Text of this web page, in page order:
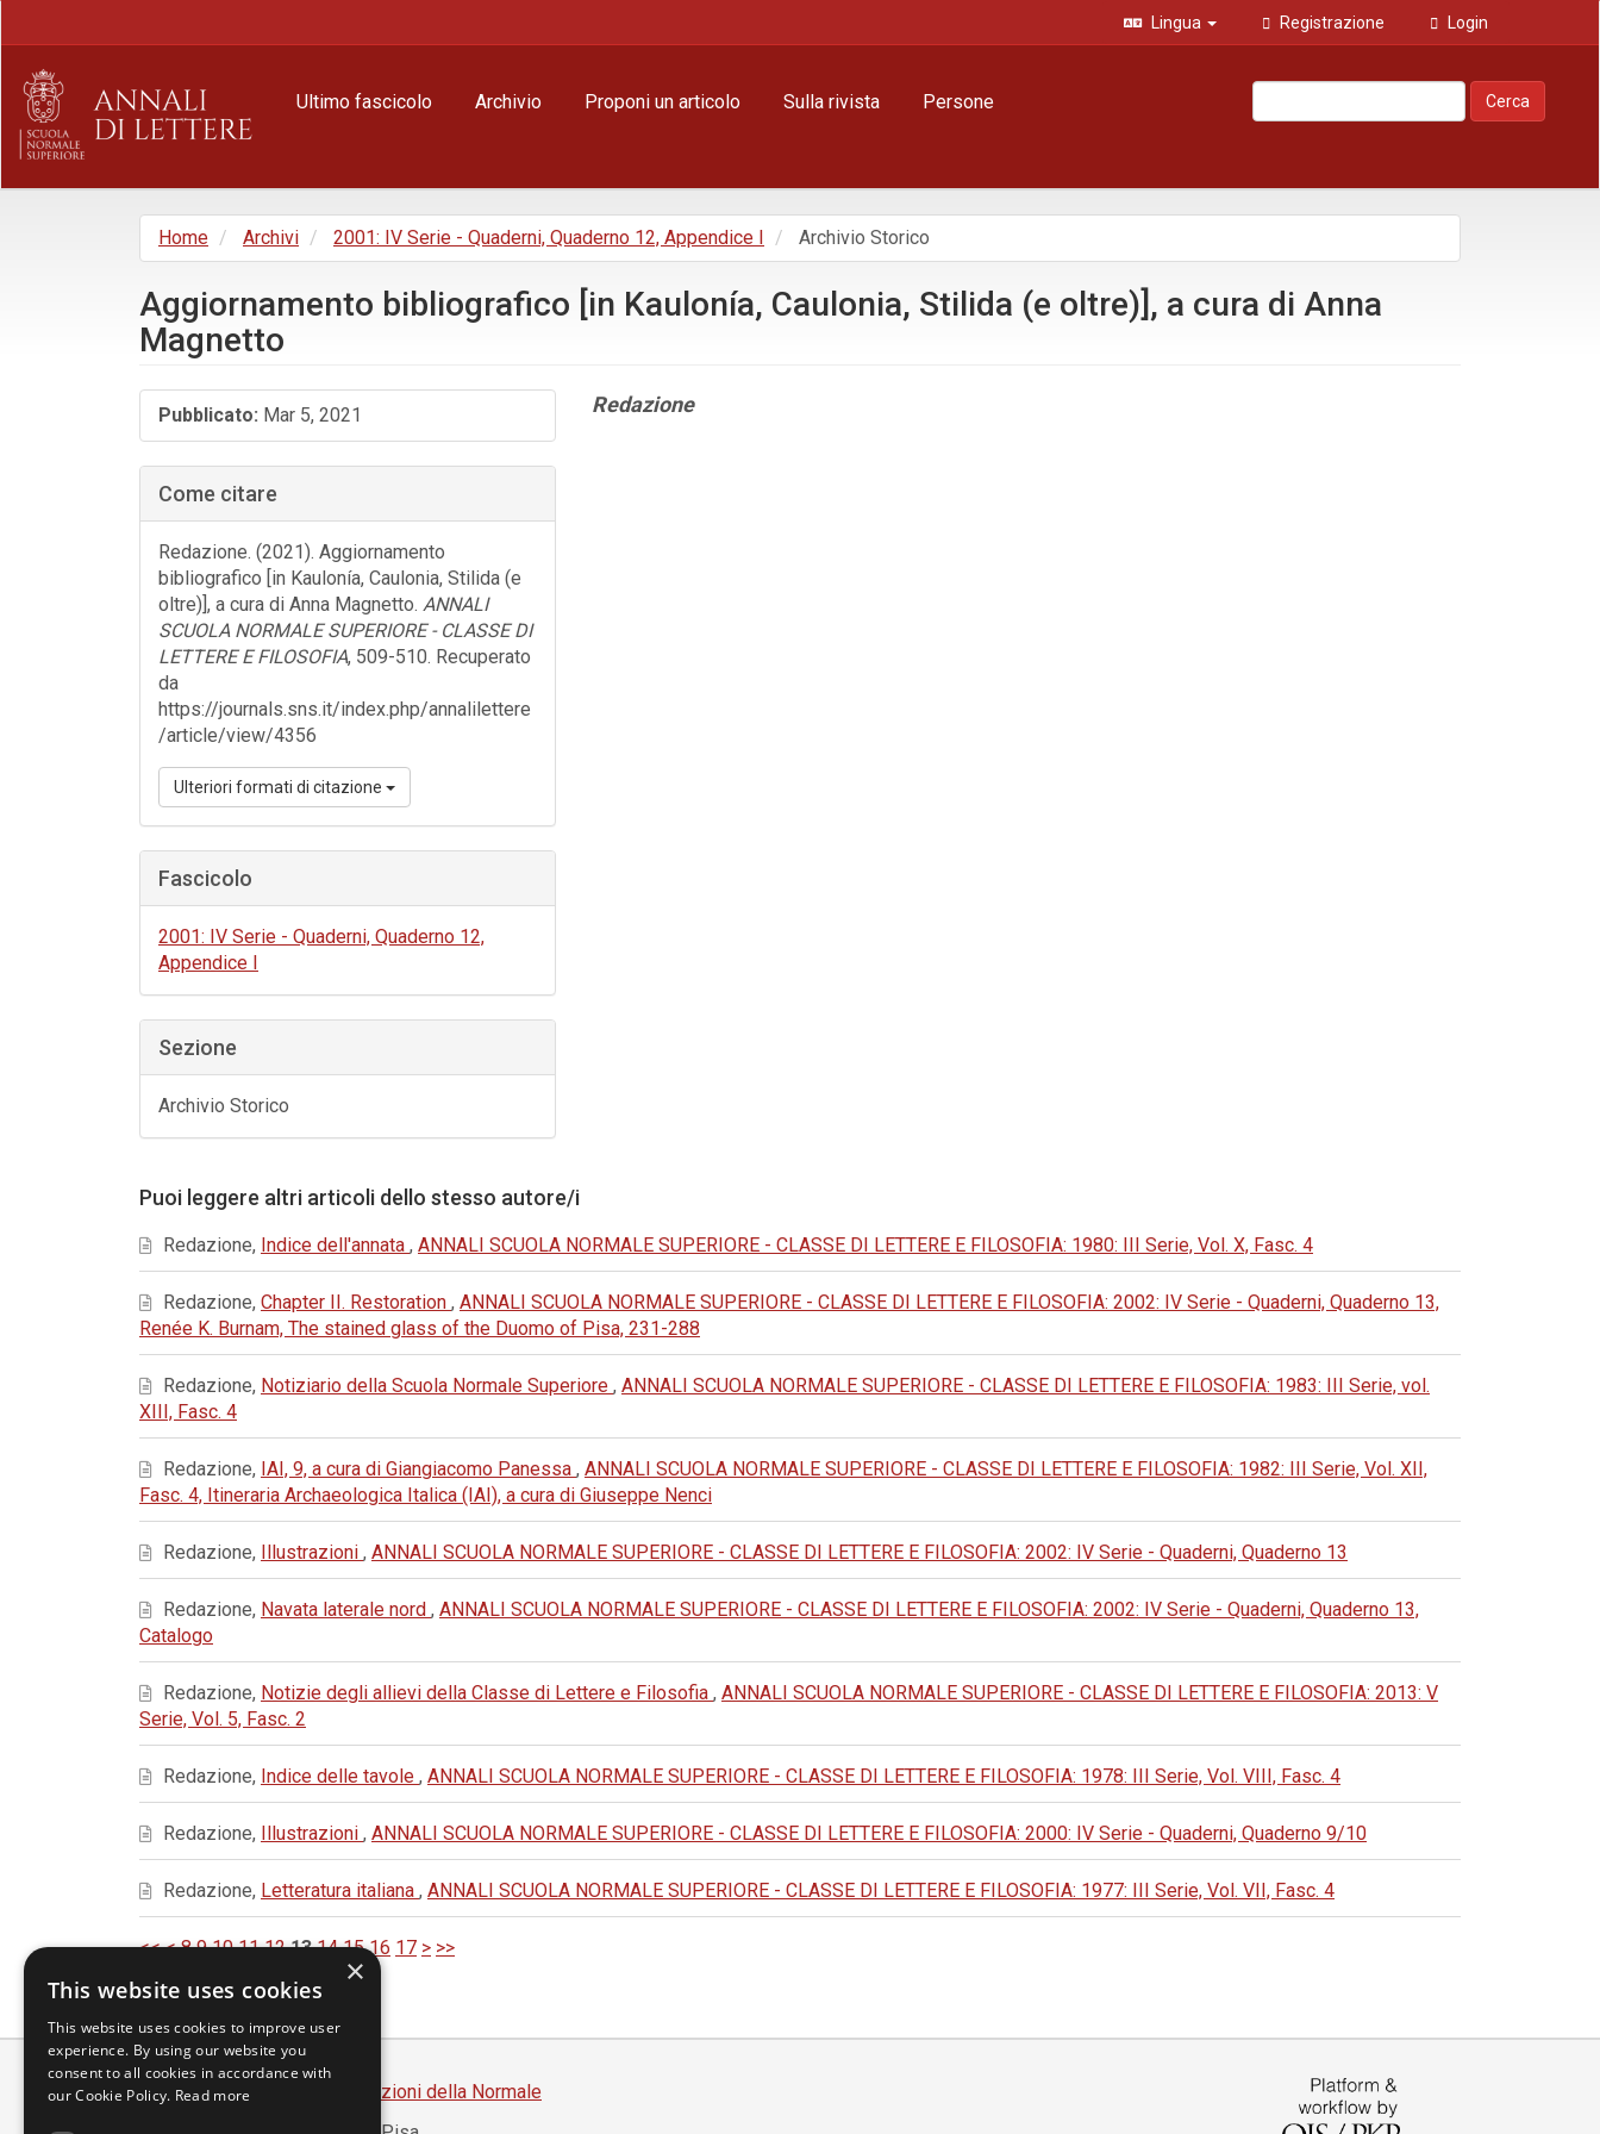
principale
Barra
laterale
Lingua Registrazione Login
Ultimo fascicolo Archivio Proponi un articolo Sulla rivista Persone Cerca
Home Archivi 2001: IV Serie - Quaderni, Quaderno 12, Appendice I Archivio Storico
Aggiornamento bibliografico [in Kaulonía, Caulonia, Stilida (e oltre)], a cura di Anna
Magnetto
Barra
laterale
dell'articolo
Pubblicato: Mar 5, 2021
Come citare
Redazione. (2021). Aggiornamento
bibliografico [in Kaulonía, Caulonia, Stilida (e
oltre)], a cura di Anna Magnetto. ANNALI
SCUOLA NORMALE SUPERIORE - CLASSE DI
LETTERE E FILOSOFIA, 509-510. Recuperato
da
https://journals.sns.it/index.php/annalilettere
/article/view/4356
Ulteriori formati di citazione
Fascicolo
2001: IV Serie - Quaderni, Quaderno 12,
Appendice I
Sezione
Archivio Storico
Contenuto
Redazione
Puoi leggere altri articoli dello stesso autore/i
Redazione, Indice dell'annata , ANNALI SCUOLA NORMALE SUPERIORE - CLASSE DI LETTERE E FILOSOFIA: 1980: III Serie, Vol. X, Fasc. 4
Redazione, Chapter II. Restoration , ANNALI SCUOLA NORMALE SUPERIORE - CLASSE DI LETTERE E FILOSOFIA: 2002: IV Serie - Quaderni, Quaderno 13,
Renée K. Burnam, The stained glass of the Duomo of Pisa, 231-288
Redazione, Notiziario della Scuola Normale Superiore , ANNALI SCUOLA NORMALE SUPERIORE - CLASSE DI LETTERE E FILOSOFIA: 1983: III Serie, vol.
XIII, Fasc. 4
Redazione, IAI, 9, a cura di Giangiacomo Panessa , ANNALI SCUOLA NORMALE SUPERIORE - CLASSE DI LETTERE E FILOSOFIA: 1982: III Serie, Vol. XII,
Fasc. 4, Itineraria Archaeologica Italica (IAI), a cura di Giuseppe Nenci
Redazione, Illustrazioni , ANNALI SCUOLA NORMALE SUPERIORE - CLASSE DI LETTERE E FILOSOFIA: 2002: IV Serie - Quaderni, Quaderno 13
Redazione, Navata laterale nord , ANNALI SCUOLA NORMALE SUPERIORE - CLASSE DI LETTERE E FILOSOFIA: 2002: IV Serie - Quaderni, Quaderno 13,
Catalogo
Redazione, Notizie degli allievi della Classe di Lettere e Filosofia , ANNALI SCUOLA NORMALE SUPERIORE - CLASSE DI LETTERE E FILOSOFIA: 2013: V
Serie, Vol. 5, Fasc. 2
Redazione, Indice delle tavole , ANNALI SCUOLA NORMALE SUPERIORE - CLASSE DI LETTERE E FILOSOFIA: 1978: III Serie, Vol. VIII, Fasc. 4
Redazione, Illustrazioni , ANNALI SCUOLA NORMALE SUPERIORE - CLASSE DI LETTERE E FILOSOFIA: 2000: IV Serie - Quaderni, Quaderno 9/10
Redazione, Letteratura italiana , ANNALI SCUOLA NORMALE SUPERIORE - CLASSE DI LETTERE E FILOSOFIA: 1977: III Serie, Vol. VII, Fasc. 4
<< < 8 9 10 11 12 13 14 15 16 17 > >>
Scuola Normale Superiore
Edizioni della Normale
×
This website uses cookies
This website uses cookies to improve user
experience. By using our website you
consent to all cookies in accordance with
our Cookie Policy. Read more